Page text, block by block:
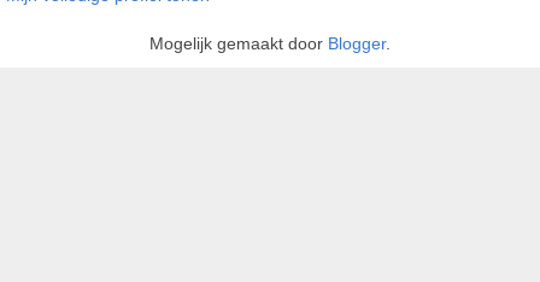
Mogelijk gemaakt door Blogger.